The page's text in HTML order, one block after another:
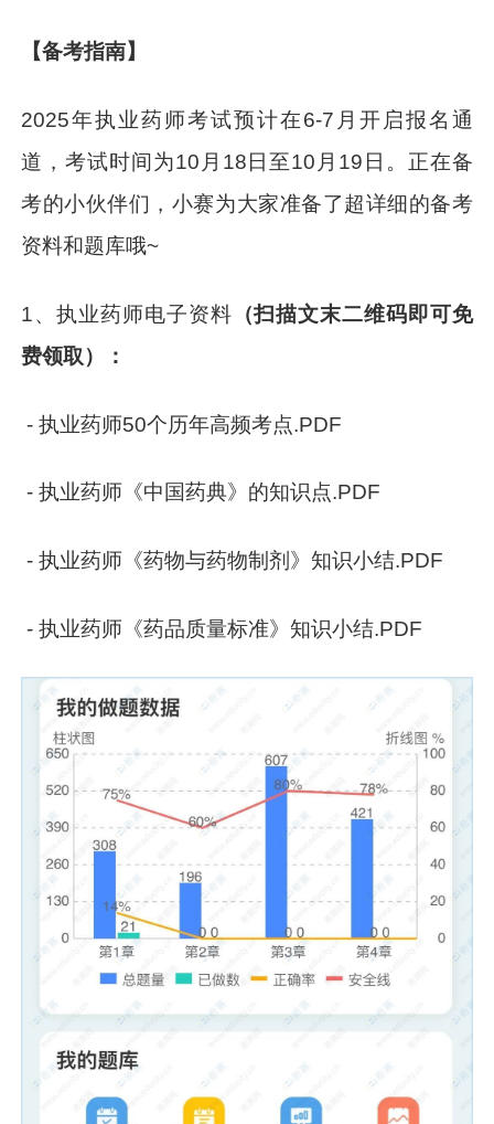
【备考指南】
2025年执业药师考试预计在6-7月开启报名通
道，考试时间为10月18日至10月19日。正在备
考的小伙伴们，小赛为大家准备了超详细的备考
资料和题库哦~
1、执业药师电子资料 （扫描文末二维码即可免
费领取）：
- 执业药师50个历年高频考点.PDF
- 执业药师《中国药典》的知识点.PDF
- 执业药师《药物与药物制剂》知识小结.PDF
- 执业药师《药品质量标准》知识小结.PDF